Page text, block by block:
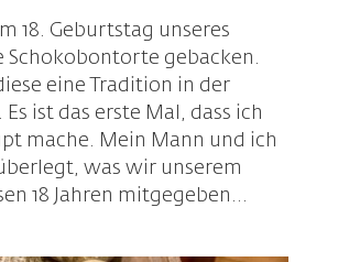
18. Geburtstag unseres
Schokobontorte gebacken.
eine Tradition in der
ist das erste Mal, dass ich
mache. Mein Mann und ich
was wir unserem
18 Jahren mitgegeben...